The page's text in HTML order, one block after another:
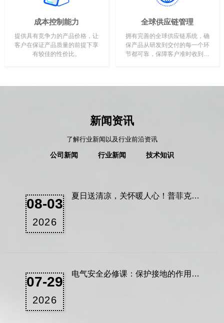
成本控制能力
提供具有竞争力的产品价格，让
客户在保证产品质量的前提下享
有较佳的性价比。
全球供应链管理
拥有完善的全球供应链系统，确
保产品从研发到交付的每一个环
节都可靠，保障客户准时收到高
新闻资讯
了解行业新闻以及行业前沿资讯
公司新闻 行业新闻 技术知识
08-03
2026
夏日送清凉，关怀暖人心！普菲克电
07-29
2026
电气安全必修课：保护接地的作用与